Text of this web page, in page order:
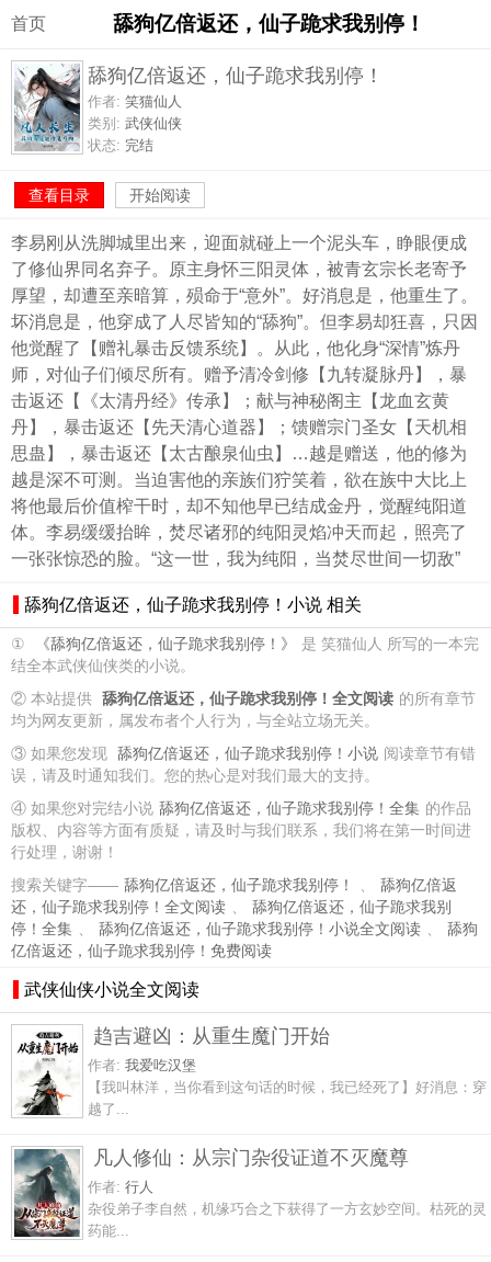
首页 舔狗亿倍返还，仙子跪求我别停！
舔狗亿倍返还，仙子跪求我别停！
作者: 笑猫仙人
类别: 武侠仙侠
状态: 完结
查看目录 开始阅读
李易刚从洗脚城里出来，迎面就碰上一个泥头车，睁眼便成
了修仙界同名弃子。原主身怀三阳灵体，被青玄宗长老寄予
厚望，却遭至亲暗算，殒命于“意外”。好消息是，他重生了。
坏消息是，他穿成了人尽皆知的“舔狗”。但李易却狂喜，只因
他觉醒了【赠礼暴击反馈系统】。从此，他化身“深情”炼丹
师，对仙子们倾尽所有。赠予清冷剑修【九转凝脉丹】，暴
击返还【《太清丹经》传承】；献与神秘阁主【龙血玄黄
丹】，暴击返还【先天清心道器】；馈赠宗门圣女【天机相
思蛊】，暴击返还【太古酿泉仙虫】…越是赠送，他的修为
越是深不可测。当迫害他的亲族们狞笑着，欲在族中大比上
将他最后价值榨干时，却不知他早已结成金丹，觉醒纯阳道
体。李易缓缓抬眸，焚尽诸邪的纯阳灵焰冲天而起，照亮了
一张张惊恐的脸。“这一世，我为纯阳，当焚尽世间一切敌”
舔狗亿倍返还，仙子跪求我别停！小说 相关
① 《舔狗亿倍返还，仙子跪求我别停！》
是 笑猫仙人 所写的一本完
结全本武侠仙侠类的小说。
② 本站提供 舔狗亿倍返还，仙子跪求我别停！全文阅读 的所有章节
均为网友更新，属发布者个人行为，与全站立场无关。
③ 如果您发现 舔狗亿倍返还，仙子跪求我别停！小说 阅读章节有错
误，请及时通知我们。您的热心是对我们最大的支持。
④ 如果您对完结小说 舔狗亿倍返还，仙子跪求我别停！全集 的作品
版权、内容等方面有质疑，请及时与我们联系，我们将在第一时间进
行处理，谢谢！
搜索关键字—— 舔狗亿倍返还，仙子跪求我别停！ 、
舔狗亿倍返
还，仙子跪求我别停！全文阅读 、
舔狗亿倍返还，仙子跪求我别
停！全集 、 舔狗亿倍返还，仙子跪求我别停！小说全文阅读 、
舔狗
亿倍返还，仙子跪求我别停！免费阅读
武侠仙侠小说全文阅读
趋吉避凶：从重生魔门开始
作者: 我爱吃汉堡
【我叫林洋，当你看到这句话的时候，我已经死了】好消息：穿
越了...
凡人修仙：从宗门杂役证道不灭魔尊
作者: 行人
杂役弟子李自然，机缘巧合之下获得了一方玄妙空间。枯死的灵
药能...